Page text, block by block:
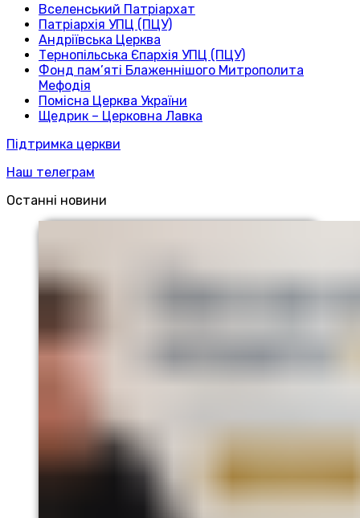
Вселенський Патріархат
Патріархія УПЦ (ПЦУ)
Андріївська Церква
Тернопільська Єпархія УПЦ (ПЦУ)
Фонд пам’яті Блаженнішого Митрополита
Мефодія
Помісна Церква України
Щедрик – Церковна Лавка
Підтримка церкви
Наш телеграм
Останні новини